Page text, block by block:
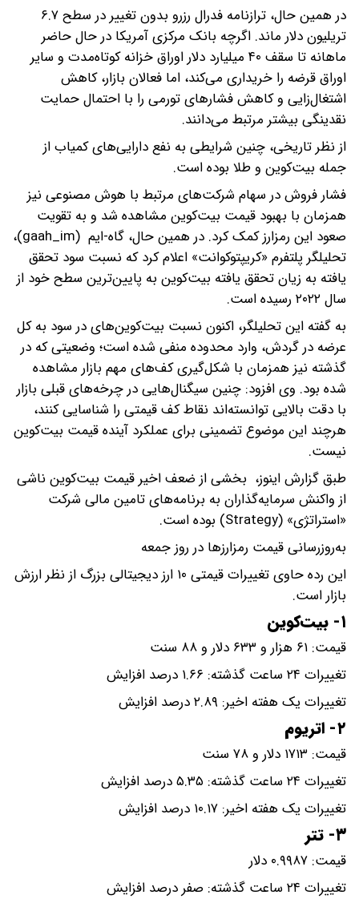
در همین حال، ترازنامه فدرال رزرو بدون تغییر در سطح ۶.۷
تریلیون دلار ماند. اگرچه بانک مرکزی آمریکا در حال حاضر
ماهانه تا سقف ۴۰ میلیارد دلار اوراق خزانه کوتاه‌مدت و سایر
اوراق قرضه را خریداری می‌کند، اما فعالان بازار، کاهش
اشتغال‌زایی و کاهش فشارهای تورمی را با احتمال حمایت
نقدینگی بیشتر مرتبط می‌دانند.
از نظر تاریخی، چنین شرایطی به نفع دارایی‌های کمیاب از
جمله بیت‌کوین‌ و طلا بوده است.
فشار فروش در سهام شرکت‌های مرتبط با هوش مصنوعی نیز
همزمان با بهبود قیمت بیت‌کوین مشاهده شد و به تقویت
صعود این رمزارز کمک کرد. در همین حال، گاه-ایم (gaah_im)،
تحلیلگر پلتفرم «کریپتوکوانت» اعلام کرد که نسبت سود تحقق‌
یافته به زیان تحقق‌ یافته بیت‌کوین به پایین‌ترین سطح خود از
سال ۲۰۲۲ رسیده است.
به گفته این تحلیلگر، اکنون نسبت بیت‌کوین‌های در سود به کل
عرضه در گردش، وارد محدوده منفی شده است؛ وضعیتی که در
گذشته نیز همزمان با شکل‌گیری کف‌های مهم بازار مشاهده
شده بود. وی افزود: چنین سیگنال‌هایی در چرخه‌های قبلی بازار
با دقت بالایی توانسته‌اند نقاط کف قیمتی را شناسایی کنند،
هرچند این موضوع تضمینی برای عملکرد آینده قیمت بیت‌کوین
نیست.
طبق گزارش اینوز، بخشی از ضعف اخیر قیمت بیت‌کوین ناشی
از واکنش سرمایه‌گذاران به برنامه‌های تامین مالی شرکت
«استراتژی» (Strategy) بوده است.
به‌روزرسانی قیمت رمزارزها در روز جمعه
این رده حاوی تغییرات قیمتی ۱۰ ارز دیجیتالی بزرگ از نظر ارزش
بازار است.
۱- بیت‌کوین
قیمت: ۶۱ هزار و ۶۳۳ دلار و ۸۸ سنت
تغییرات ۲۴ ساعت گذشته: ۱.۶۶ درصد افزایش
تغییرات یک هفته اخیر: ۲.۸۹ درصد افزایش
۲- اتریوم
قیمت: ۱۷۱۳ دلار و ۷۸ سنت
تغییرات ۲۴ ساعت گذشته: ۵.۳۵ درصد افزایش
تغییرات یک هفته اخیر: ۱۰.۱۷ درصد افزایش
۳- تتر
قیمت: ۰.۹۹۸۷ دلار
تغییرات ۲۴ ساعت گذشته: صفر درصد افزایش